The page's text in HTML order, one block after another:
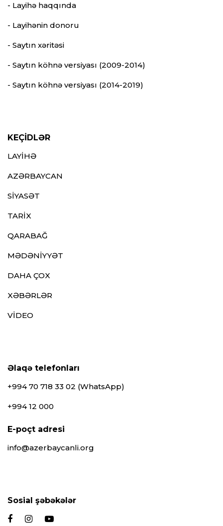
- Layihə haqqında
- Layihənin donoru
- Saytın xəritəsi
- Saytın köhnə versiyası (2009-2014)
- Saytın köhnə versiyası (2014-2019)
KEÇİDLƏR
LAYİHƏ
AZƏRBAYCAN
SİYASƏT
TARİX
QARABAĞ
MƏDƏNİYYƏT
DAHA ÇOX
XƏBƏRLƏR
VİDEO
Əlaqə telefonları
+994 70 718 33 02 (WhatsApp)
+994 12 000
E-poçt adresi
info@azerbaycanli.org
Sosial şəbəkələr